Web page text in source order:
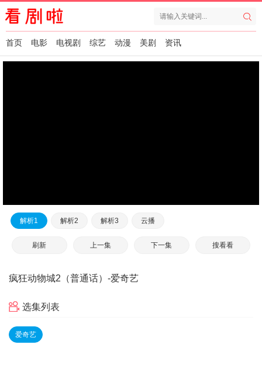
首页 电影 电视剧 综艺 动漫 美剧 资讯
解析1 解析2 解析3 云播
刷新 上一集 下一集 搜看看
疯狂动物城2（普通话） -爱奇艺
选集列表
爱奇艺